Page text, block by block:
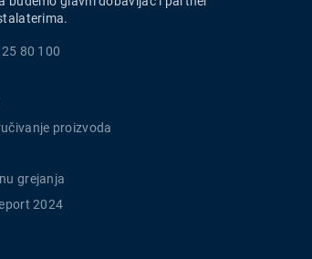
80 100
proizvoda
grejanja
2024